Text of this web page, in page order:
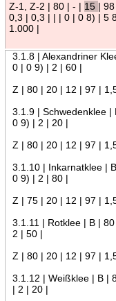
Z-1, Z-2 | 80 | - | 15 |
0,3 | 0,3 | | | 0 | 0 8) | 5
1.000 |
3.1.8 | Alexandriner
0 | 0 9) | 2 | 60 |
Z | 80 | 20 | 12 | 97 |
3.1.9 | Schwedenklee
0 9) | 2 | 20 |
Z | 80 | 20 | 12 | 97 |
3.1.10 | Inkarnatklee |
0 9) | 2 | 80 |
Z | 75 | 20 | 12 | 97 |
3.1.11 | Rotklee | B |
2 | 50 |
Z | 80 | 20 | 12 | 97 |
3.1.12 | Weißklee | B |
| 2 | 20 |